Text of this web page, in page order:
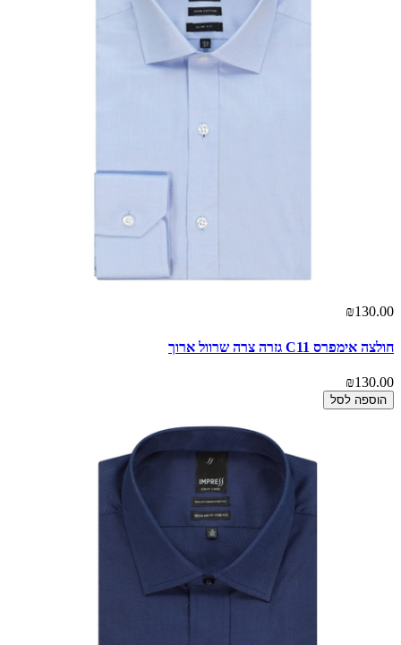
₪130.00
חולצה אימפרס C11 גזרה צרה שרוול ארוך
₪130.00
הוספה לסל